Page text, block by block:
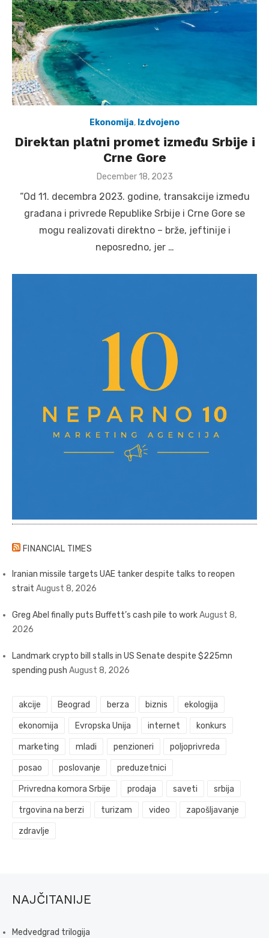
Ekonomija, Izdvojeno
Direktan platni promet između Srbije i
Crne Gore
Posted
December 18, 2023
“Od 11. decembra 2023. godine, transakcije između
građana i privrede Republike Srbije i Crne Gore se
mogu realizovati direktno – brže, jeftinije i
neposredno, jer …
FINANCIAL TIMES
Iranian missile targets UAE tanker despite talks to reopen
strait August 8, 2026
Greg Abel finally puts Buffett’s cash pile to workAugust 8,
2026
Landmark crypto bill stalls in US Senate despite $225mn
spending push August 8, 2026
akcije Beograd berza biznis ekologija
ekonomija Evropska Unija internet konkurs
marketing mladi penzioneri poljoprivreda
posao poslovanje preduzetnici
Privredna komora Srbije prodaja saveti srbija
trgovina na berzi turizam video zapošljavanje
zdravlje
NAJČITANIJE
Medvedgrad trilogija